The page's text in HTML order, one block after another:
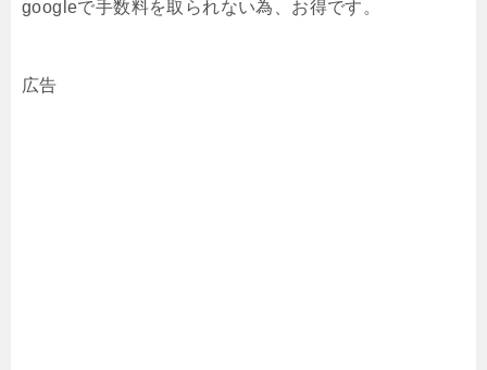
googleで手数料を取られない為、お得です。
広告